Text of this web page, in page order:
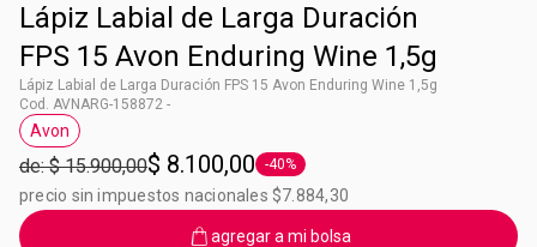
Lápiz Labial de Larga Duración
FPS 15 Avon Enduring Wine 1,5g
Lápiz Labial de Larga Duración FPS 15 Avon Enduring Wine 1,5g
Cod. AVNARG-158872 -
Etiqueta Avon
Avon
de: $ 15.900,00$ 8.100,00 Etiqueta -40%
-40%
precio sin impuestos nacionales $7.884,30
agregar a mi bolsa